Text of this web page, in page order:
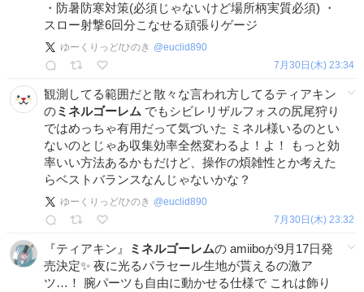
・防暑防寒対策(必須じゃないけど場所柄実質必須) ・
スロー射撃6回分こなせる頑張りゲージ
ゆーくりっど/ひのき @euclid890
7月30日(木) 23:34
観測してる範囲だと散々な言われ方してるティアキン
のミネルゴーレム でもシビレリザルフォスの尻尾狩り
ではめっちゃ有用だって気づいた ミネル様いるのとい
ないのとじゃあ収集効率全然変わるよ！よ！ もっと効
率いい方法あるかもだけど、操作の煩雑性とか考えた
らベストバランスなんじゃないかな？
ゆーくりっど/ひのき @euclid890
7月30日(木) 23:32
『ティアキン』 ミネルゴーレムの amiiboが9月17日発
売決定✨ 夜に光るパラセール生地が貰えるの激ア
ツ…！ 腕パーツも自由に動かせる仕様で これは飾り